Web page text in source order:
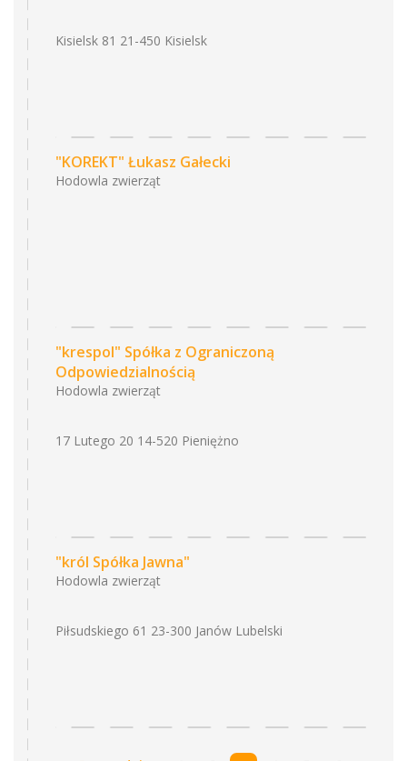
Kisielsk 81 21-450 Kisielsk
"KOREKT" Łukasz Gałecki
Hodowla zwierząt
"krespol" Spółka z Ograniczoną
Odpowiedzialnością
Hodowla zwierząt
17 Lutego 20 14-520 Pieniężno
"król Spółka Jawna"
Hodowla zwierząt
Piłsudskiego 61 23-300 Janów Lubelski